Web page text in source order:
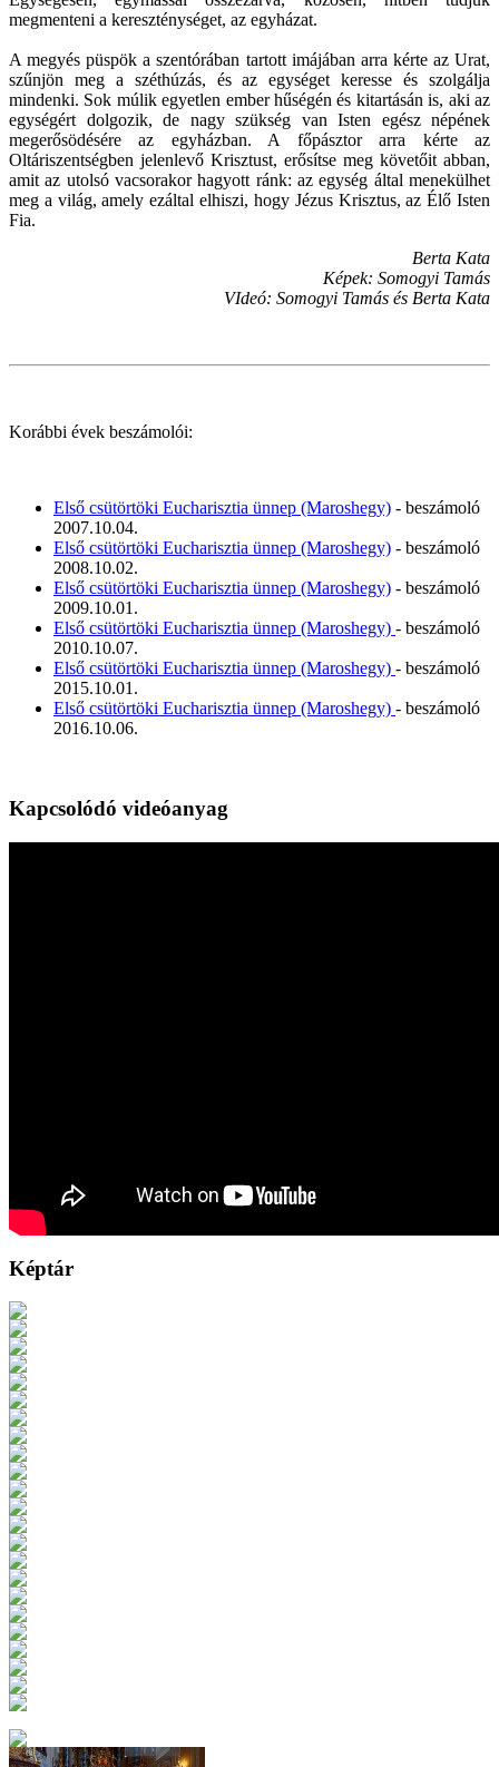
megmenteni a kereszténységet, az egyházat.
A megyés püspök a szentórában tartott imájában arra kérte az Urat,
szűnjön meg a széthúzás, és az egységet keresse és szolgálja
mindenki. Sok múlik egyetlen ember hűségén és kitartásán is, aki az
egységért dolgozik, de nagy szükség van Isten egész népének
megerősödésére az egyházban. A főpásztor arra kérte az
Oltáriszentségben jelenlevő Krisztust, erősítse meg követőit abban,
amit az utolsó vacsorakor hagyott ránk: az egység által menekülhet
meg a világ, amely ezáltal elhiszi, hogy Jézus Krisztus, az Élő Isten
Fia.
Berta Kata
Képek: Somogyi Tamás
VIdeó: Somogyi Tamás és Berta Kata
Korábbi évek beszámolói:
Első csütörtöki Eucharisztia ünnep (Maroshegy) - beszámoló
2007.10.04.
Első csütörtöki Eucharisztia ünnep (Maroshegy) - beszámoló
2008.10.02.
Első csütörtöki Eucharisztia ünnep (Maroshegy) - beszámoló
2009.10.01.
Első csütörtöki Eucharisztia ünnep (Maroshegy) - beszámoló
2010.10.07.
Első csütörtöki Eucharisztia ünnep (Maroshegy) - beszámoló
2015.10.01.
Első csütörtöki Eucharisztia ünnep (Maroshegy) - beszámoló
2016.10.06.
Kapcsolódó videóanyag
Képtár